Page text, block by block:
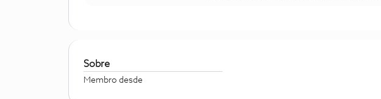
Sobre
Membro desde